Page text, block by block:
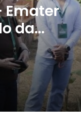
Emater
da
turma
Jovem